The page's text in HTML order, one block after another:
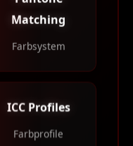
Pantone
Matching
Farbsystem
ICC Profiles
Farbprofile